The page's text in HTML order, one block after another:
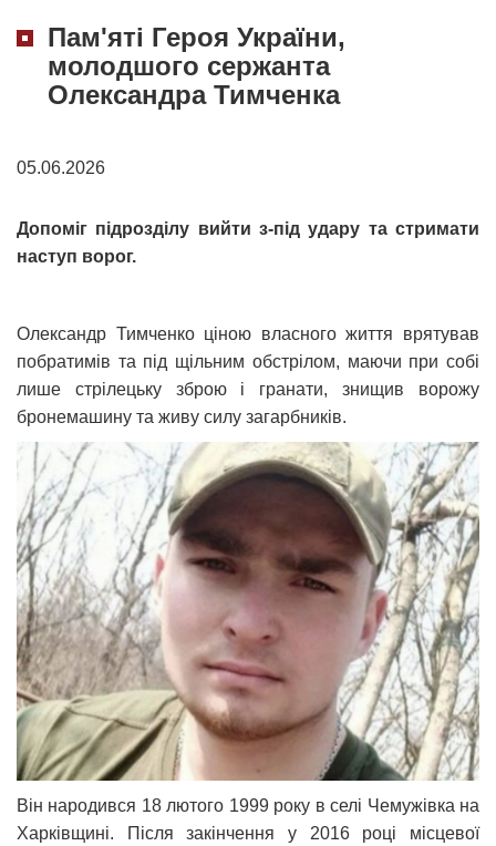
Пам'яті Героя України,
молодшого сержанта
Олександра Тимченка
05.06.2026
Допоміг підрозділу вийти з-під удару та стримати
наступ ворог.
Олександр Тимченко ціною власного життя врятував
побратимів та під щільним обстрілом, маючи при собі
лише стрілецьку зброю і гранати, знищив ворожу
бронемашину та живу силу загарбників.
Він народився 18 лютого 1999 року в селі Чемужівка на
Харківщині. Після закінчення у 2016 році місцевої